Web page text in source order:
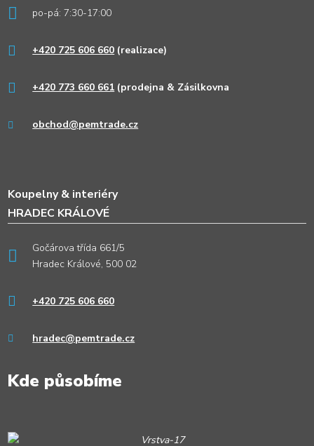
po-pá: 7:30-17:00
+420 725 606 660 (realizace)
+420 773 660 661 (prodejna & Zásilkovna
obchod@pemtrade.cz
Koupelny & interiéry
HRADEC KRÁLOVÉ
Gočárova třída 661/5
Hradec Králové, 500 02
+420 725 606 660
hradec@pemtrade.cz
Kde působíme